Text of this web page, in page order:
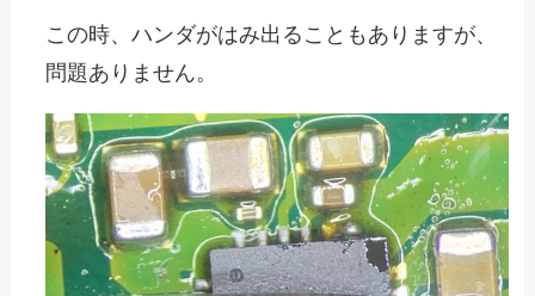
この時、ハンダがはみ出ることもありますが、
問題ありません。